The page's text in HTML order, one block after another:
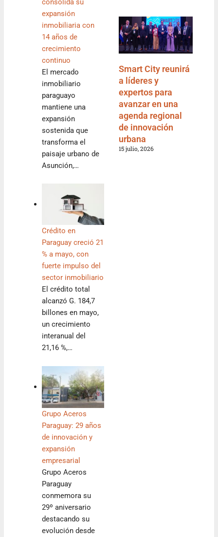
consolida su
expansión
inmobiliaria con
14 años de
crecimiento
continuo
El mercado
inmobiliario
paraguayo
mantiene una
expansión
sostenida que
transforma el
paisaje urbano de
Asunción,…
Crédito en
Paraguay creció 21
% a mayo, con
fuerte impulso del
sector inmobiliario
El crédito total
alcanzó G. 184,7
billones en mayo,
un crecimiento
interanual del
21,16 %,…
Grupo Aceros
Paraguay: 29 años
de innovación y
expansión
empresarial
Grupo Aceros
Paraguay
conmemora su
29º aniversario
destacando su
evolución desde
Smart City reunirá
a líderes y
expertos para
avanzar en una
agenda regional
de innovación
urbana
15 julio, 2026